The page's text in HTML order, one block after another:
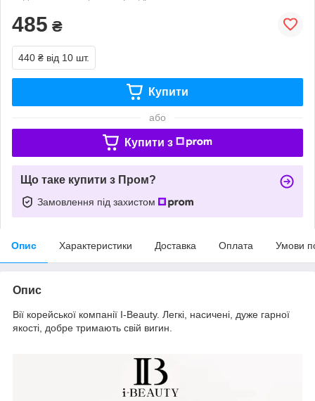
485 ₴
440 ₴ від 10 шт.
Купити
або
Купити з
Що таке купити з Пром?
Замовлення під захистом
Опис Характеристики Доставка Оплата Умови
Опис
Вії корейської компанії I-Beauty. Легкі, насичені, дуже гарної
якості, добре тримають свій вигин.